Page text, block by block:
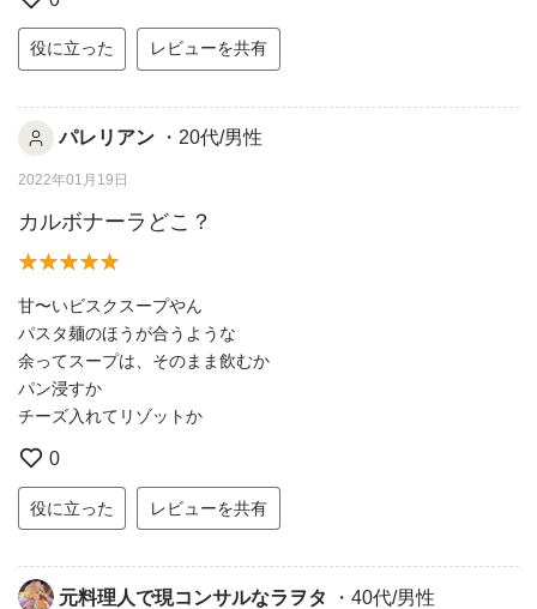
役に立った レビューを共有
パレリアン ・20代/男性
2022年01月19日
カルボナーラどこ？
甘〜いビスクスープやん
パスタ麺のほうが合うような
余ってスープは、そのまま飲むか
パン浸すか
チーズ入れてリゾットか
0
役に立った レビューを共有
元料理人で現コンサルなラヲタ ・40代/男性